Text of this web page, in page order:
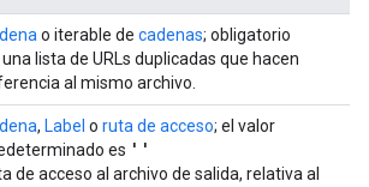
o iterable de cadenas; obligatorio
una lista de URLs duplicadas que hacen
al mismo archivo.
, Label o ruta de acceso; el valor
es ''
de acceso al archivo de salida, relativa al